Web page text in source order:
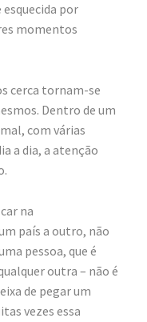
por
momentos
cerca tornam-se
Dentro de um
com várias
a dia, a atenção
na
país a outro, não
pessoa, que é
outra – não é
de pegar um
vezes essa